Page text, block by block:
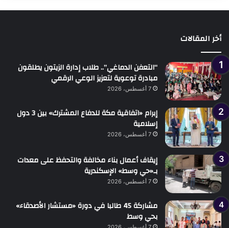
أخر المقالات
“التعفن الدماغي”.. طلاب إدارة الزيتون يطلقون
مبادرة توعوية لتعزيز الوعي الرقمي
7 أغسطس، 2026
إبرام «اتفاقية مكة للدفاع المشترك» بين 3 دول
إسلامية
7 أغسطس، 2026
إيقاف أعمال بناء مخالفة والتحفظ على معدات
بـ«حي وسط» الإسكندرية
7 أغسطس، 2026
مشاركة 45 طالبا في دورة «مستشار الأصدقاء»
بحي وسط